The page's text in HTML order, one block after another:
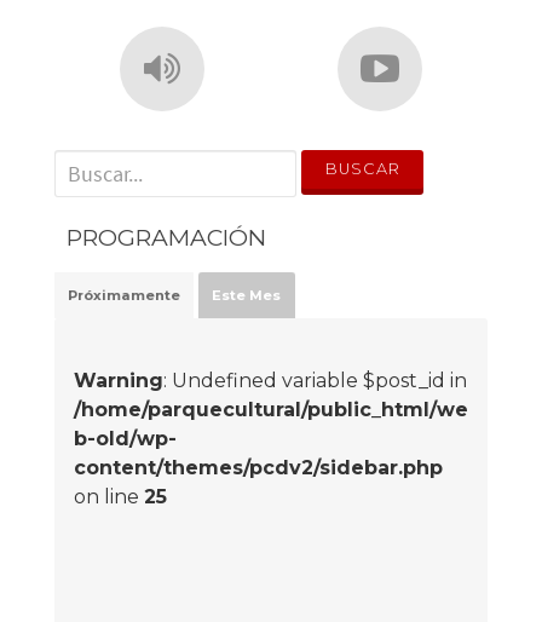
' . __('Search for:') . '
PROGRAMACIÓN
Próximamente Este Mes
Warning: Undefined variable $post_id in
/home/parquecultural/public_html/we
b-old/wp-
content/themes/pcdv2/sidebar.php
on line 25